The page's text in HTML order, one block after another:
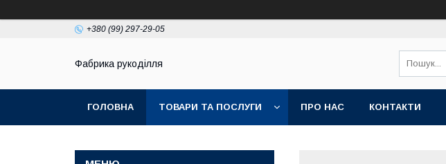
+380 (99) 297-29-05
Фабрика рукоділля
ГОЛОВНА ТОВАРИ ТА ПОСЛУГИ ПРО НАС КОНТАКТИ